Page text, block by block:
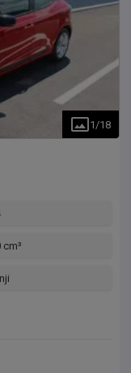
1 /18
cm³